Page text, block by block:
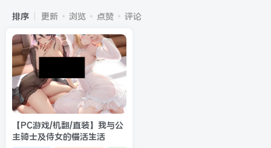
排序 更新 浏览 点赞 评论
【PC游戏/机翻/直装】我与公
主骑士及侍女的慢活生活